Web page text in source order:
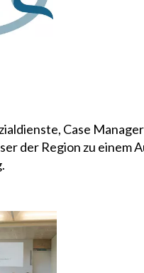
Case
der Region zu einem